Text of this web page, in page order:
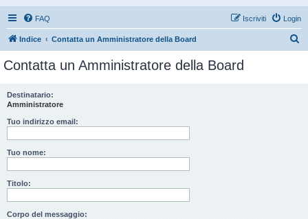
FAQ Login
Iscriviti
Indice Contatta un Amministratore della Board
Contatta un Amministratore della Board
Destinatario:
Amministratore
Tuo indirizzo email:
Tuo nome:
Titolo:
Corpo del messaggio: